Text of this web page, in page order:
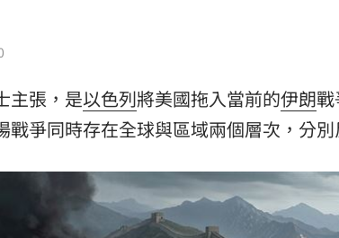
最能扛 高含金這幾檔繳正報酬
增221% 愛普*EPS衝4.18元！
調查出爐！菸頭引燃施工雜物 01:17
翻逾5倍 這檔吸引存股族卡位！ 01:03
齊揚！台指期飆破500點 00:48
主張，是以色列將美國拖入當前的伊朗
戰爭同時存在全球與區域兩個層次，分